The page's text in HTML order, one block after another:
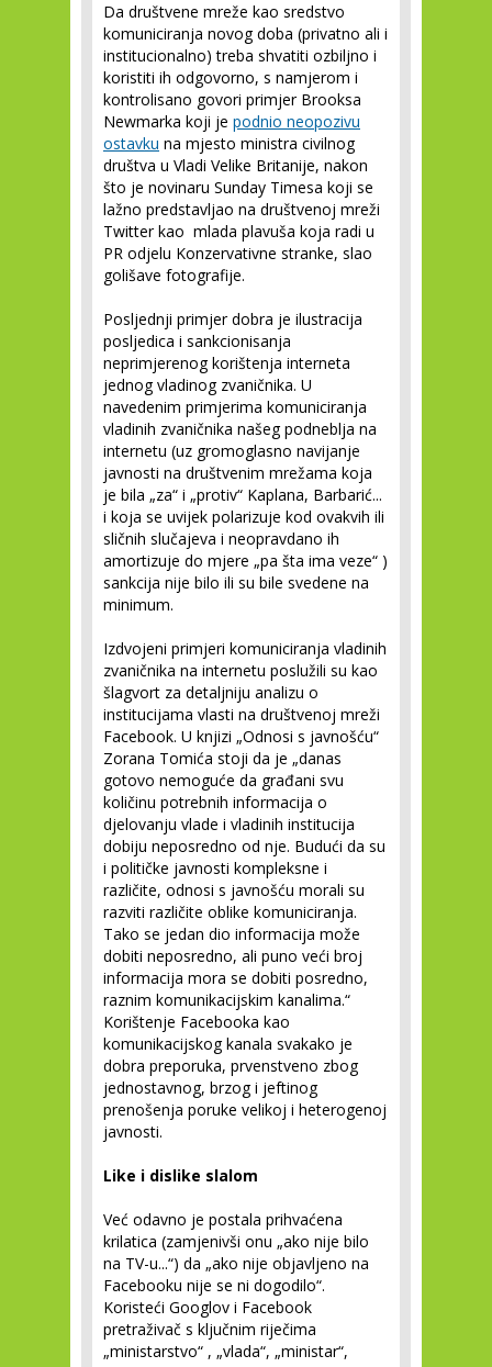
Da društvene mreže kao sredstvo
komuniciranja novog doba (privatno ali i
institucionalno) treba shvatiti ozbiljno i
koristiti ih odgovorno, s namjerom i
kontrolisano govori primjer Brooksa
Newmarka koji je podnio neopozivu
ostavku na mjesto ministra civilnog
društva u Vladi Velike Britanije, nakon
što je novinaru Sunday Timesa koji se
lažno predstavljao na društvenoj mreži
Twitter kao mlada plavuša koja radi u
PR odjelu Konzervativne stranke, slao
golišave fotografije.
Posljednji primjer dobra je ilustracija
posljedica i sankcionisanja
neprimjerenog korištenja interneta
jednog vladinog zvaničnika. U
navedenim primjerima komuniciranja
vladinih zvaničnika našeg podneblja na
internetu (uz gromoglasno navijanje
javnosti na društvenim mrežama koja
je bila „za“ i „protiv“ Kaplana, Barbarić...
i koja se uvijek polarizuje kod ovakvih ili
sličnih slučajeva i neopravdano ih
amortizuje do mjere „pa šta ima veze“ )
sankcija nije bilo ili su bile svedene na
minimum.
Izdvojeni primjeri komuniciranja vladinih
zvaničnika na internetu poslužili su kao
šlagvort za detaljniju analizu o
institucijama vlasti na društvenoj mreži
Facebook. U knjizi „Odnosi s javnošću“
Zorana Tomića stoji da je „danas
gotovo nemoguće da građani svu
količinu potrebnih informacija o
djelovanju vlade i vladinih institucija
dobiju neposredno od nje. Budući da su
i političke javnosti kompleksne i
različite, odnosi s javnošću morali su
razviti različite oblike komuniciranja.
Tako se jedan dio informacija može
dobiti neposredno, ali puno veći broj
informacija mora se dobiti posredno,
raznim komunikacijskim kanalima.“
Korištenje Facebooka kao
komunikacijskog kanala svakako je
dobra preporuka, prvenstveno zbog
jednostavnog, brzog i jeftinog
prenošenja poruke velikoj i heterogenoj
javnosti.
Like i dislike slalom
Već odavno je postala prihvaćena
krilatica (zamjenivši onu „ako nije bilo
na TV-u...“) da „ako nije objavljeno na
Facebooku nije se ni dogodilo“.
Koristeći Googlov i Facebook
pretraživač s ključnim riječima
„ministarstvo“ , „vlada“, „ministar“,